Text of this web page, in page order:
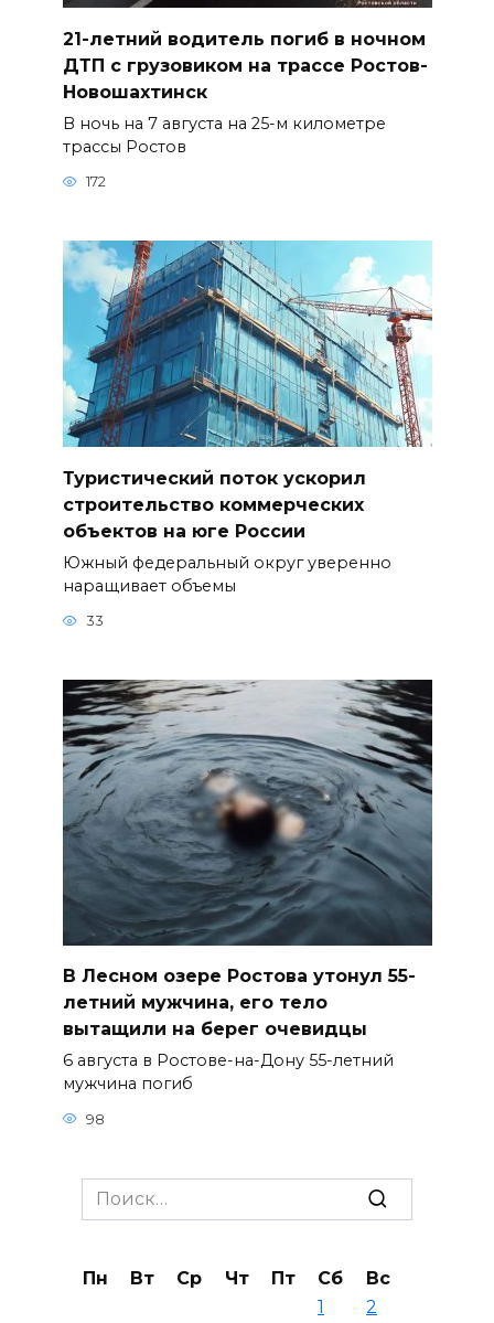
21-летний водитель погиб в ночном
ДТП с грузовиком на трассе Ростов-
Новошахтинск
В ночь на 7 августа на 25-м километре
трассы Ростов
172
Туристический поток ускорил
строительство коммерческих
объектов на юге России
Южный федеральный округ уверенно
наращивает объемы
33
В Лесном озере Ростова утонул 55-
летний мужчина, его тело
вытащили на берег очевидцы
6 августа в Ростове-на-Дону 55-летний
мужчина погиб
98
Search
for:
Пн Вт Ср Чт Пт Сб
Вс
1
2